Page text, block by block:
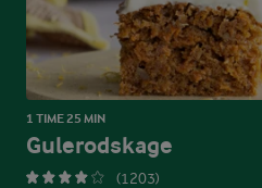
1 TIME 25 MIN
Gulerodskage
(1203)